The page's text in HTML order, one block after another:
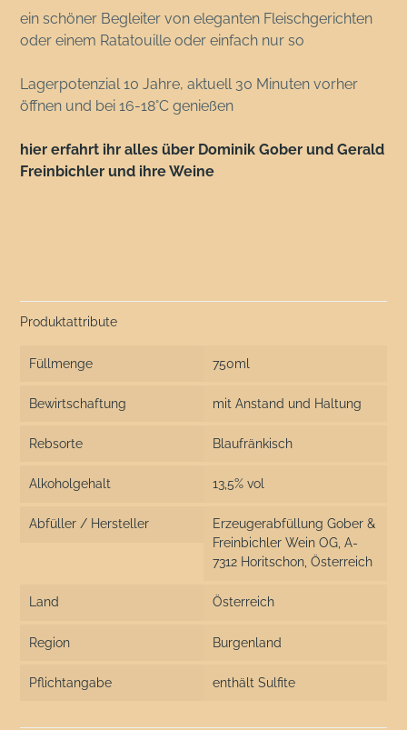
ein schöner Begleiter von eleganten Fleischgerichten
oder einem Ratatouille oder einfach nur so
Lagerpotenzial 10 Jahre, aktuell 30 Minuten vorher
öffnen und bei 16-18°C genießen
hier erfahrt ihr alles über Dominik Gober und Gerald
Freinbichler und ihre Weine
Produktattribute
Füllmenge 750ml
Bewirtschaftung mit Anstand und Haltung
Rebsorte Blaufränkisch
Alkoholgehalt 13,5% vol
Abfüller / Hersteller
Erzeugerabfüllung Gober &
Freinbichler Wein OG, A-
7312 Horitschon, Österreich
Land Österreich
Region Burgenland
Pflichtangabe enthält Sulfite